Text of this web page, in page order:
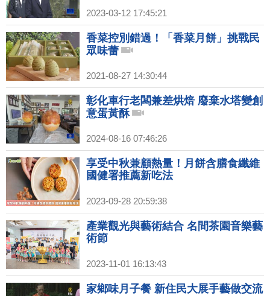
2023-03-12 17:45:21
香菜控別錯過！「香菜月餅」挑戰民
眾味蕾
2021-08-27 14:30:44
彰化車行老闆兼差烘焙 廢棄水塔變創
意蛋黃酥
2024-08-16 07:46:26
享受中秋兼顧熱量！月餅含膳食纖維
國健署推薦新吃法
2023-09-28 20:59:38
產業觀光與藝術結合 名間茶園音樂藝
術節
2023-11-01 16:13:43
家鄉味月子餐 新住民大展手藝做交流